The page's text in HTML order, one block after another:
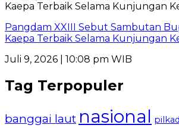
Pangdam XXIII Sebut Sambutan
Kaepa Terbaik Selama Kunjungan
Juli 9, 2026 | 10:08 pm WIB
Tag Terpopuler
banggai laut nasional